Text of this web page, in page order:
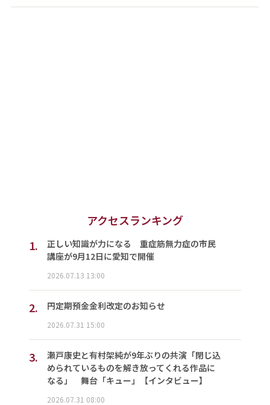
アクセスランキング
1.
正しい知識が力になる 重症筋無力症の市民
講座が9月12日に愛知で開催
2026.07.13 13:00
2. 円定期預金金利改定のお知らせ
2026.07.31 15:00
3.
瀬戸康史と有村架純が9年ぶりの共演「閉じ込
められているものを解き放ってくれる作品に
なる」 舞台「キュー」【インタビュー】
2026.07.31 08:00